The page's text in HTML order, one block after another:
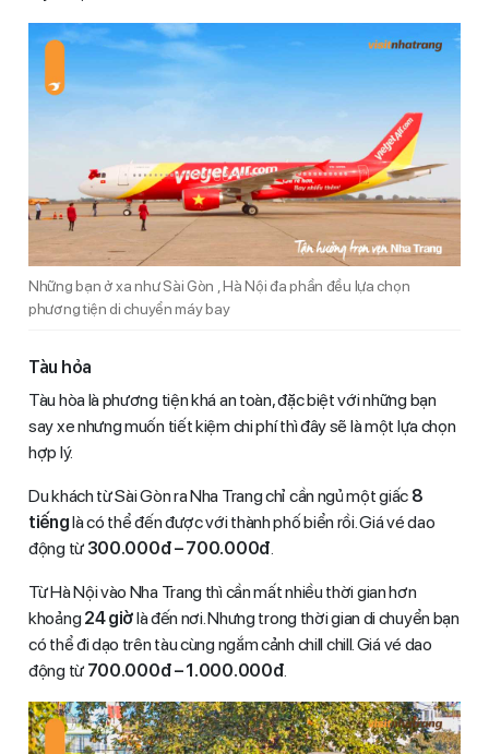
Những bạn ở xa như Sài Gòn , Hà Nội đa phần đều lựa chọn
phương tiện di chuyển máy bay
Tàu hỏa
Tàu hòa là phương tiện khá an toàn, đặc biệt với những bạn
say xe nhưng muốn tiết kiệm chi phí thì đây sẽ là một lựa chọn
hợp lý.
Du khách từ Sài Gòn ra Nha Trang chỉ cần ngủ một giấc 8
tiếnglà có thể đến được với thành phố biển rồi. Giá vé dao
động từ 300.000đ – 700.000đ.
Từ Hà Nội vào Nha Trang thì cần mất nhiều thời gian hơn
khoảng 24 giờlà đến nơi. Nhưng trong thời gian di chuyển bạn
có thể đi dạo trên tàu cùng ngắm cảnh chill chill. Giá vé dao
động từ 700.000đ – 1.000.000đ.